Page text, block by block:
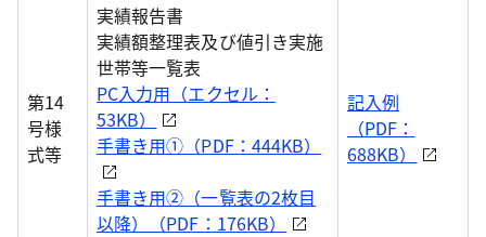
第14
号様
式等
実績報告書
実績額整理表及び値引き実施
世帯等一覧表
PC入力用（エクセル：
53KB）
手書き用①（PDF：444KB）
手書き用②（一覧表の2枚目
以降）（PDF：176KB）
記入例
（PDF：
688KB）